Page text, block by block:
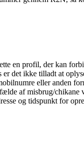
en profil, der kan
er det ikke tilladt at
eller anden
af misbrug/chikane
og tidspunkt for